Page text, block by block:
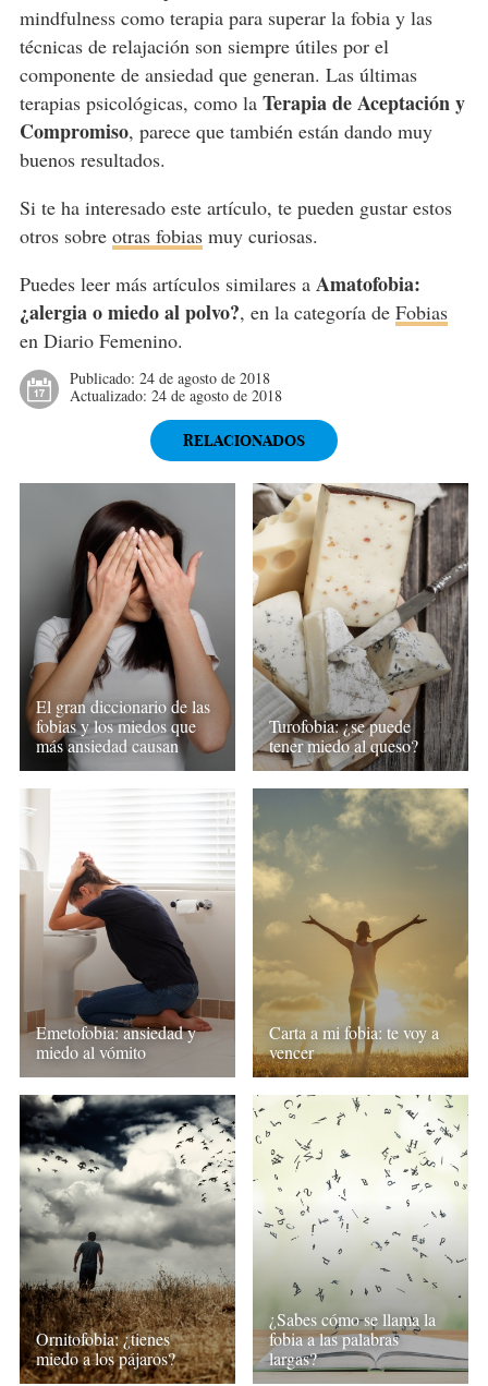
mindfulness como terapia para superar la fobia y las
técnicas de relajación son siempre útiles por el
componente de ansiedad que generan. Las últimas
terapias psicológicas, como la Terapia de Aceptación y
Compromiso, parece que también están dando muy
buenos resultados.
Si te ha interesado este artículo, te pueden gustar estos
otros sobre otras fobiasmuy curiosas.
Puedes leer más artículos similares a Amatofobia:
¿alergia o miedo al polvo?, en la categoría de Fobias
en Diario Femenino.
Publicado: 24 de agosto de 2018
Actualizado: 24 de agosto de 2018
RELACIONADOS
El gran diccionario de las
fobias y los miedos que
más ansiedad causan
Turofobia: ¿se puede
tener miedo al queso?
Emetofobia: ansiedad y
miedo al vómito
Carta a mi fobia: te voy a
vencer
Ornitofobia: ¿tienes
miedo a los pájaros?
¿Sabes cómo se llama la
fobia a las palabras
largas?